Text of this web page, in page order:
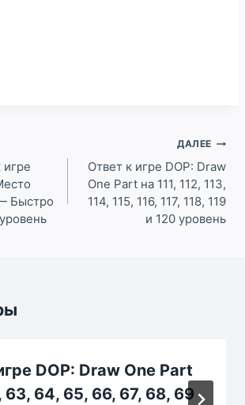
Быстро
ДАЛЕЕ
Ответ к игре DOP: Draw
One Part на 111, 112, 113,
114, 115, 116, 117, 118, 119
и 120 уровень
DOP: Draw One Part
63, 64, 65, 66, 67, 68, 69